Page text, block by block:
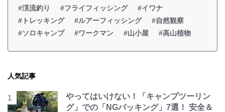
#渓流釣り #フライフィッシング
#イワナ
#トレッキング
#ルアーフィッシング
#自然観察
#ソロキャンプ
#ワークマン #山小屋 #高山植物
人気記事
やってはいけない！「キャンプツーリン
グ」での「NGパッキング」7選！ 安全＆